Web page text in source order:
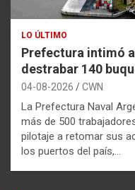
LO ÚLTIMO
Prefectura intimó
destrabar 140
04-08-2026 CWN
La Prefectura Naval
más de 500
pilotaje a retomar sus
los puertos del país,…